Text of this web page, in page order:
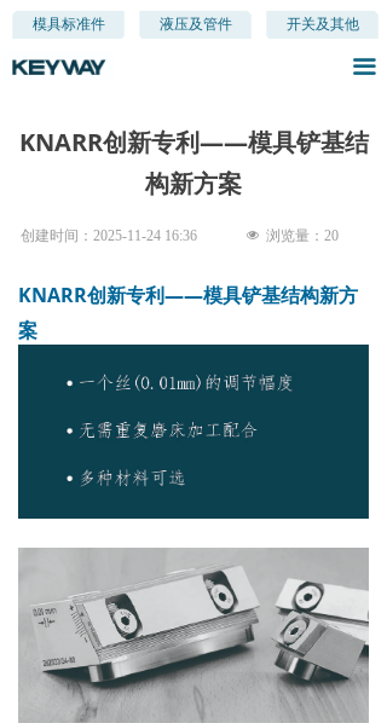
끀
首页
关于我们
产品分类
联系我们
模具标准件 开关及其他
液压及管件
KNARR创新专利——模具铲基结构新方
案
KNARR创新专利——模具铲基结
构新方案
创建时间： 2025-11-24 16:36 넶 浏览量： 20